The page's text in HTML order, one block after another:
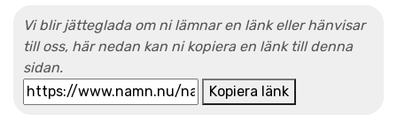
Vi blir jätteglada om ni lämnar en länk eller hänvisar
till oss, här nedan kan ni kopiera en länk till denna
sidan.
Kopiera länk